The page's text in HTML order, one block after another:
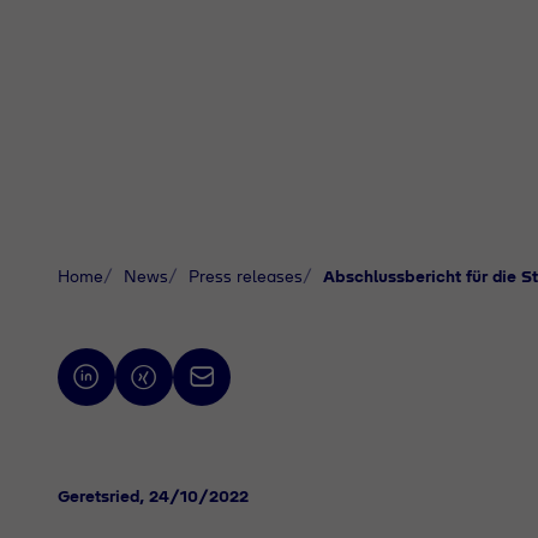
Home News Press releases Abschlussbericht für die
Geretsried, 24/10/2022